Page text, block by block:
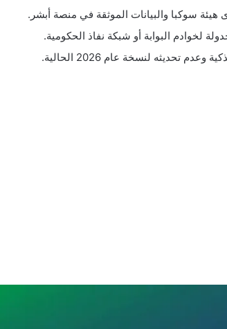
سوكبا والبيانات الموثقة في منصة أبشر.
لخوادم البوابة أو شبكة نفاذ الحكومية.
لنسخة عام 2026 الحالية.